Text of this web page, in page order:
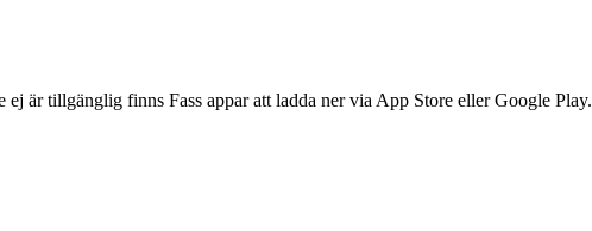
är tillgänglig finns Fass appar att ladda ner via App Store eller Google Play.